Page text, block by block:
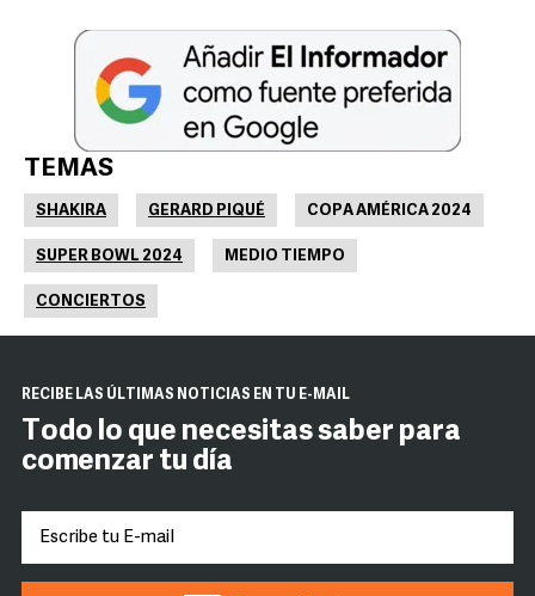
TEMAS
SHAKIRA GERARD PIQUÉ COPA AMÉRICA 2024
SUPER BOWL 2024 MEDIO TIEMPO
CONCIERTOS
RECIBE LAS ÚLTIMAS NOTICIAS EN TU E-MAIL
Todo lo que necesitas saber para
comenzar tu día